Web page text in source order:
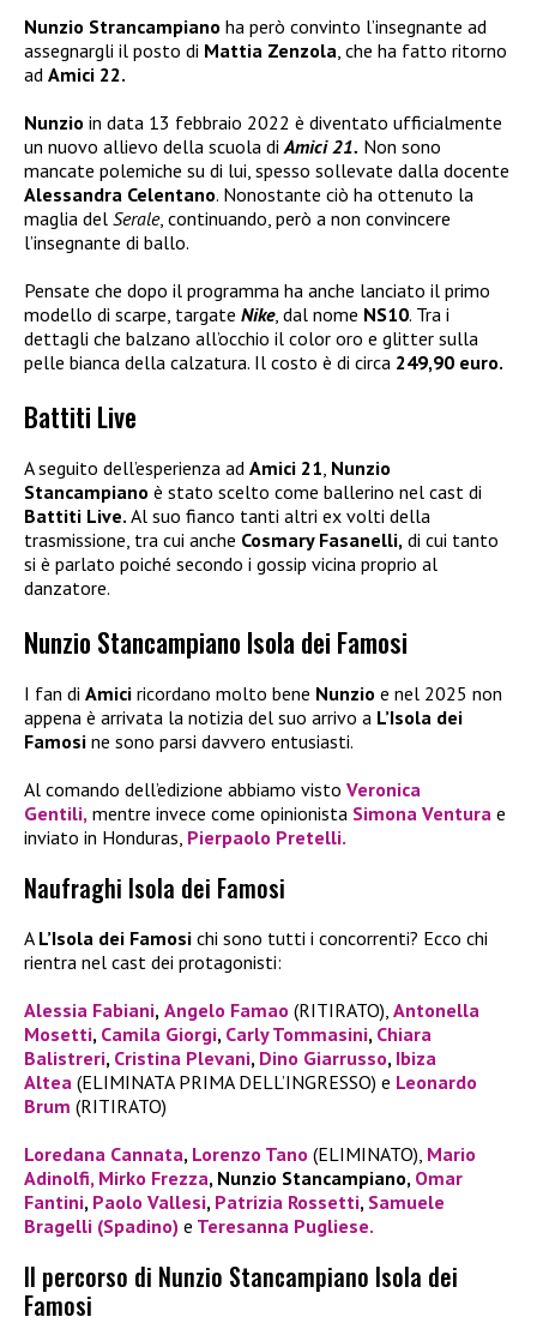
Nunzio Strancampiano ha però convinto l’insegnante ad
assegnargli il posto di Mattia Zenzola , che ha fatto ritorno
ad Amici 22.
Nunzio in data 13 febbraio 2022 è diventato ufficialmente
un nuovo allievo della scuola di Amici 21. Non sono
mancate polemiche su di lui, spesso sollevate dalla docente
Alessandra Celentano. Nonostante ciò ha ottenuto la
maglia del Serale, continuando, però a non convincere
l’insegnante di ballo.
Pensate che dopo il programma ha anche lanciato il primo
modello di scarpe, targate Nike, dal nome NS10. Tra i
dettagli che balzano all’occhio il color oro e glitter sulla
pelle bianca della calzatura. Il costo è di circa 249,90 euro.
Battiti Live
A seguito dell’esperienza ad Amici 21 Nunzio
Stancampiano è stato scelto come ballerino nel cast di
Battiti Live. Al suo fianco tanti altri ex volti della
trasmissione, tra cui anche Cosmary Fasanelli, di cui tanto
si è parlato poiché secondo i gossip vicina proprio al
danzatore.
Nunzio Stancampiano Isola dei Famosi
I fan di Amici ricordano molto bene Nunzio e nel 2025 non
appena è arrivata la notizia del suo arrivo a L’Isola dei
Famosi ne sono parsi davvero entusiasti.
Al comando dell’edizione abbiamo visto Veronica
Gentili, mentre invece come opinionista Simona Ventura e
inviato in Honduras, Pierpaolo Pretelli.
Naufraghi Isola dei Famosi
A L’Isola dei Famosi chi sono tutti i concorrenti? Ecco chi
rientra nel cast dei protagonisti:
Alessia Fabiani, Angelo Famao (RITIRATO), Antonella
Mosetti, Camila Giorgi, Carly Tommasini, Chiara
Balistreri, Cristina Plevani, Dino Giarrusso,Ibiza
Altea (ELIMINATA PRIMA DELL’INGRESSO) e Leonardo
Brum (RITIRATO)
Loredana Cannata, Lorenzo Tano (ELIMINATO), Mario
Adinolfi, Mirko Frezza, Nunzio Stancampiano, Omar
Fantini, Paolo Vallesi,Patrizia Rossetti, Samuele
Bragelli (Spadino) e Teresanna Pugliese.
Il percorso di Nunzio Stancampiano Isola dei
Famosi